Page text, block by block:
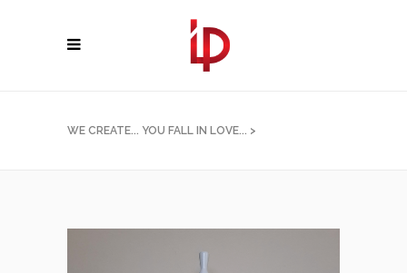
WE CREATE... YOU FALL IN LOVE... >